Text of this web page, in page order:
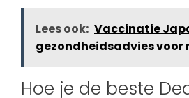
Lees ook: Vaccinatie
gezondheidsadvies voor
Hoe je de beste